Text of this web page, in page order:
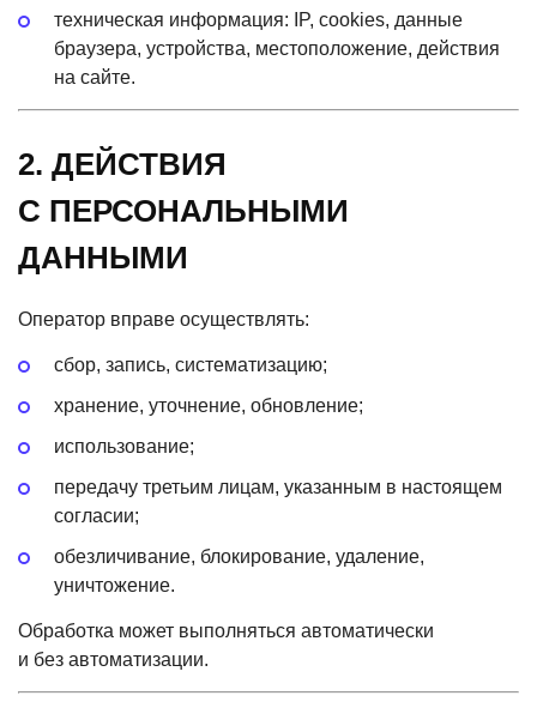
техническая информация: IP, cookies, данные
браузера, устройства, местоположение, действия
на сайте.
2. ДЕЙСТВИЯ
С ПЕРСОНАЛЬНЫМИ
ДАННЫМИ
Оператор вправе осуществлять:
сбор, запись, систематизацию;
хранение, уточнение, обновление;
использование;
передачу третьим лицам, указанным в настоящем
согласии;
обезличивание, блокирование, удаление,
уничтожение.
Обработка может выполняться автоматически
и без автоматизации.